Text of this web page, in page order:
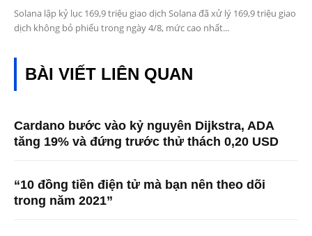
Solana lập kỷ lục 169,9 triệu giao dịch Solana đã xử lý 169,9 triệu giao
dịch không bỏ phiếu trong ngày 4/8, mức cao nhất...
BÀI VIẾT LIÊN QUAN
Cardano bước vào kỷ nguyên Dijkstra, ADA
tăng 19% và đứng trước thử thách 0,20 USD
“10 đồng tiền điện tử mà bạn nên theo dõi
trong năm 2021”